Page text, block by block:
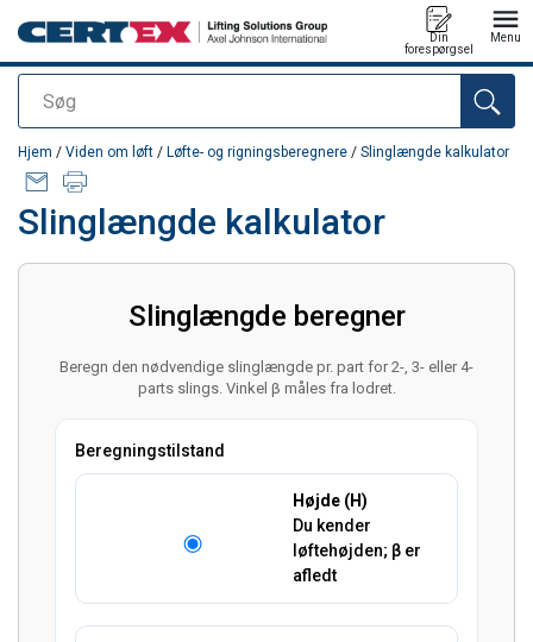
Søg
Din
forespørgsel
Menu
Produktet blev tilføjet til din forespørgsel
Hjem / Viden om løft / Løfte- og rigningsberegnere / Slinglængde kalkulator
Slinglængde kalkulator
Slinglængde beregner
Beregn den nødvendige slinglængde pr. part for 2-, 3- eller 4-
parts slings. Vinkel β måles fra lodret.
Beregningstilstand
Højde (H)
Du kender
løftehøjden; β er
afledt